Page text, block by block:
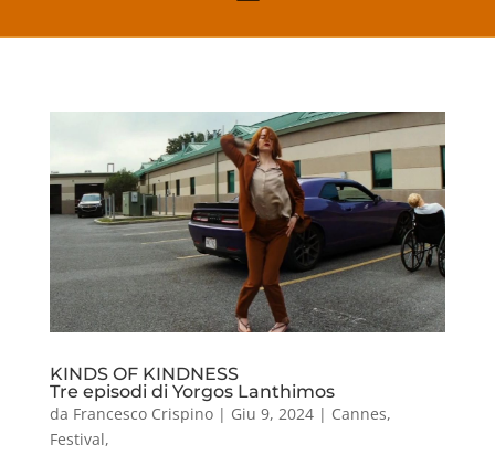
KINDS OF KINDNESS
Tre episodi di Yorgos Lanthimos
da Francesco Crispino| Giu 9, 2024| Cannes,
Festival,